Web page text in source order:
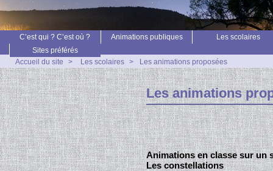
C’est qui ? C’est où ? Animations publiques
Les scolaires
Sites préférés
Accueil du site
> Les scolaires > Les animations proposées
Les animations
Animations en classe sur un
Les constellations